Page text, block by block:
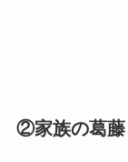
②家族の葛藤